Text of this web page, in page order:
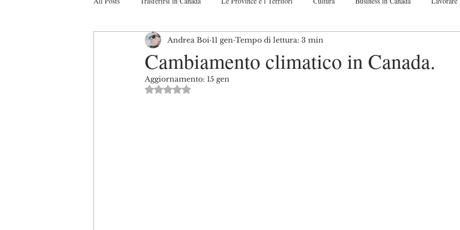
Studiare in Canada Il sistema Canadese Guide passo per passo
Turismo in Canada Interviste
Cambiamento climatico in Canada.
Andrea Boi 11 gen Tempo di lettura: 3 min
Aggiornamento: 15 gen
Valutazione NaN stelle su 5.